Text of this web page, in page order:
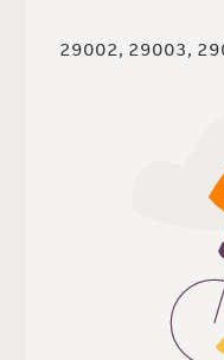
29002, 29003,